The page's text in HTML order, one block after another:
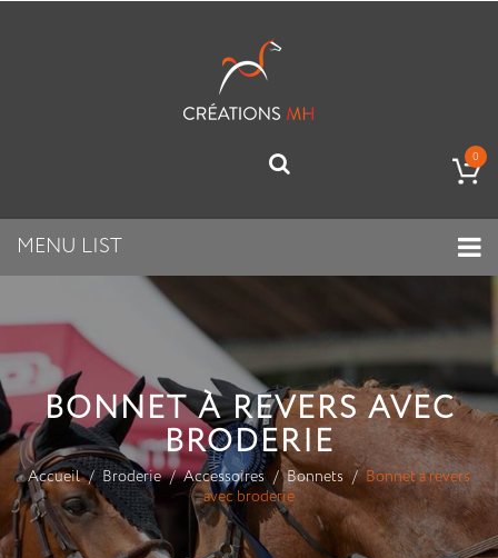
0
MENU LIST
BONNET À REVERS AVEC
BRODERIE
Accueil Broderie Accessoires Bonnets
Bonnet à revers
avec broderie